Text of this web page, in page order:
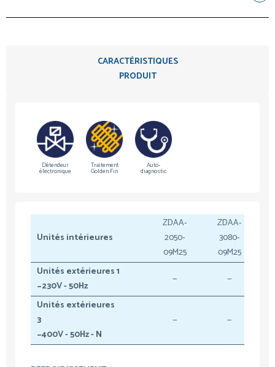
CARACTÉRISTIQUES
PRODUIT
Détendeur
électronique
Traitement
Golden Fin
Auto-
diagnostic
Unités intérieures
ZDAA-
2050-
09M25
ZDAA-
3080-
09M25
Unités extérieures 1
~230V - 50Hz
—
—
Unités extérieures
3
~400V - 50Hz - N
— —